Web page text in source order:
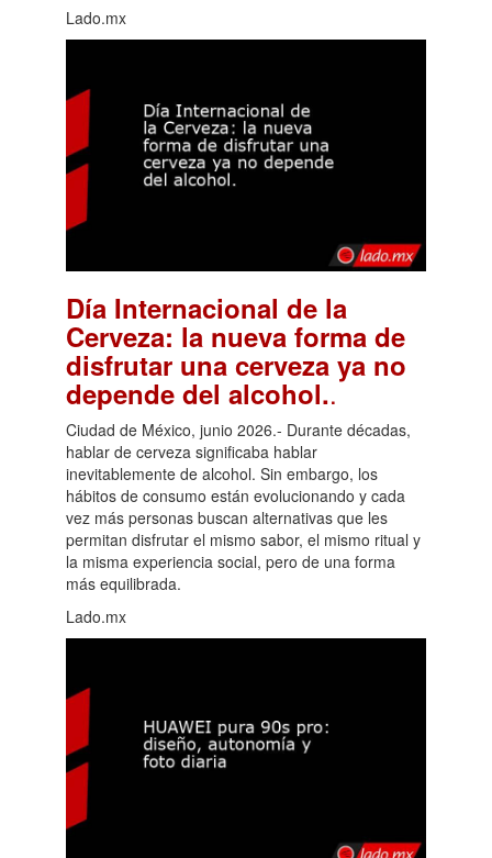
Lado.mx
Día Internacional de la
Cerveza: la nueva forma de
disfrutar una cerveza ya no
depende del alcohol..
Ciudad de México, junio 2026.- Durante décadas,
hablar de cerveza significaba hablar
inevitablemente de alcohol. Sin embargo, los
hábitos de consumo están evolucionando y cada
vez más personas buscan alternativas que les
permitan disfrutar el mismo sabor, el mismo ritual y
la misma experiencia social, pero de una forma
más equilibrada.
Lado.mx